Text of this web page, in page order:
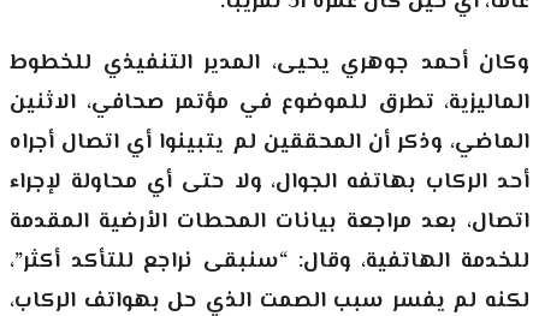
وكان أحمد جوهري يحيى، المدير التنفيذي للخطوط
الماليزية، تطرق للموضوع في مؤتمر صحافي، الاثنين
الماضي، وذكر أن المحققين لم يتبينوا أي اتصال أجراه
أحد الركاب بهاتفه الجوال، ولا حتى أي محاولة لإجراء
اتصال، بعد مراجعة بيانات المحطات الأرضية المقدمة
للخدمة الهاتفية، وقال: “سنبقى نراجع للتأكد أكثر”،
لكنه لم يفسر سبب الصمت الذي حل بهواتف الركاب،